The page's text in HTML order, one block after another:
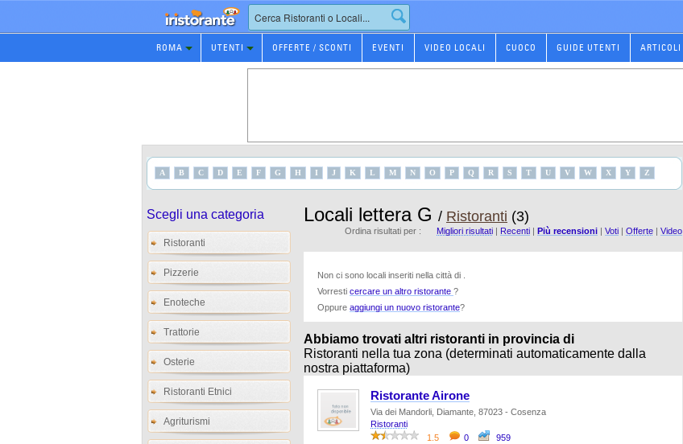
Prenotazione
Ristorante
ROMA UTENTI OFFERTE / SCONTI EVENTI VIDEO LOCALI CUOCO GUIDE UTENTI ARTICOLI
A B C D E F G H I J K L M N O P Q R S T U V W X Y Z
Scegli una categoria
Ristoranti
Pizzerie
Enoteche
Trattorie
Osterie
Ristoranti Etnici
Agriturismi
Locali lettera G / Ristoranti (3)
Ordina risultati per : Migliori risultati | Recenti | Più recensioni | Voti | Offerte | Video
Non ci sono locali inseriti nella città di .
Vorresti cercare un altro ristorante ?
Oppure aggiungi un nuovo ristorante?
Abbiamo trovati altri ristoranti in provincia di
Ristoranti nella tua zona (determinati automaticamente dalla
nostra piattaforma)
Ristorante Airone
Via dei Mandorli, Diamante, 87023 - Cosenza
Ristoranti
1.5
0
959